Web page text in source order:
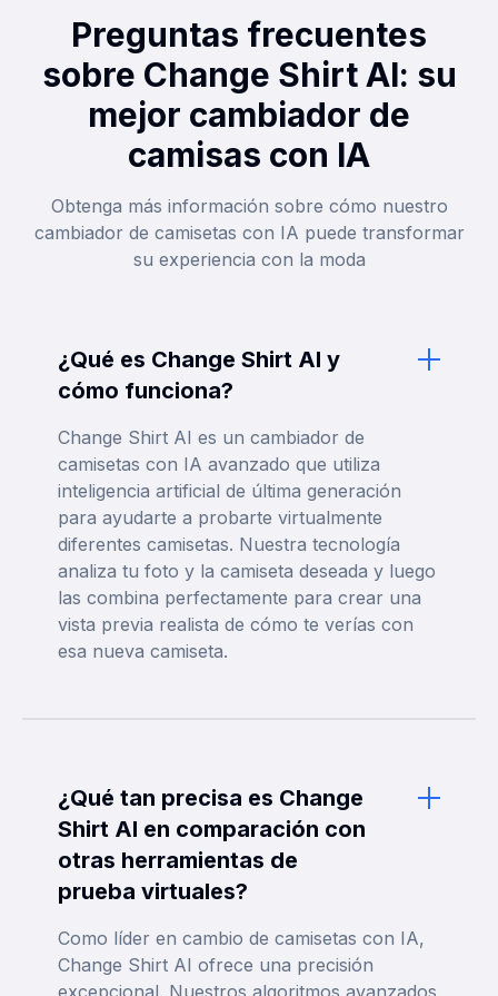
Preguntas frecuentes
sobre Change Shirt AI: su
mejor cambiador de
camisas con IA
Obtenga más información sobre cómo nuestro
cambiador de camisetas con IA puede transformar
su experiencia con la moda
¿Qué es Change Shirt AI y
cómo funciona?
Change Shirt AI es un cambiador de
camisetas con IA avanzado que utiliza
inteligencia artificial de última generación
para ayudarte a probarte virtualmente
diferentes camisetas. Nuestra tecnología
analiza tu foto y la camiseta deseada y luego
las combina perfectamente para crear una
vista previa realista de cómo te verías con
esa nueva camiseta.
¿Qué tan precisa es Change
Shirt AI en comparación con
otras herramientas de
prueba virtuales?
Como líder en cambio de camisetas con IA,
Change Shirt AI ofrece una precisión